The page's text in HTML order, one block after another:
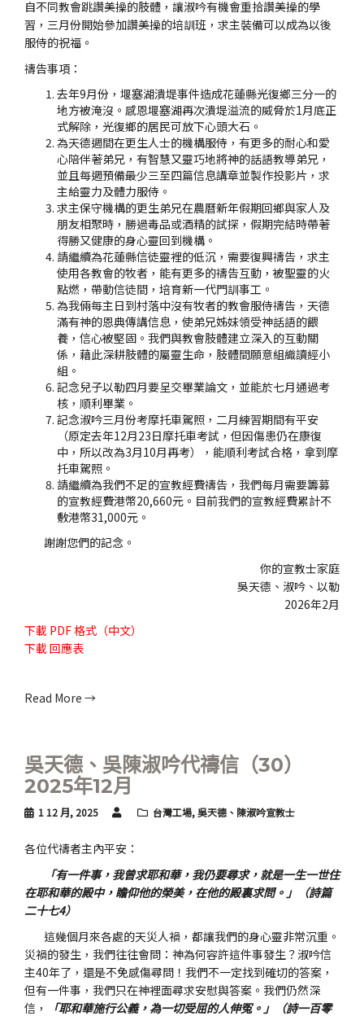
自不同教會跳讚美操的肢體，讓淑吟有機會重拾讚美操的學
習，三月份開始參加讚美操的培訓班，求主裝備可以成為以後
服侍的祝福。
禱告事項：
去年9月份，堰塞湖潰堤事件造成花蓮縣光復鄉三分一的
地方被淹沒。感恩堰塞湖再次潰堤溢流的威脅於1月底正
式解除，光復鄉的居民可放下心頭大石。
為天德週間在更生人士的機構服侍，有更多的耐心和愛
心陪伴著弟兄，有智慧又靈巧地將神的話語教導弟兄，
並且每週預備最少三至四篇信息講章並製作投影片，求
主給靈力及體力服侍。
求主保守機構的更生弟兄在農曆新年假期回鄉與家人及
朋友相聚時，勝過毒品或酒精的試探，假期完結時帶著
得勝又健康的身心靈回到機構。
請繼續為花蓮縣信徒靈裡的低沉，需要復興禱告，求主
使用各教會的牧者，能有更多的禱告互動，被聖靈的火
點燃，帶動信徒間，培育新一代門訓事工。
為我倆每主日到村落中沒有牧者的教會服侍禱告，天德
滿有神的恩典傳講信息，使弟兄姊妹領受神話語的餵
養，信心被堅固。我們與教會肢體建立深入的互動關
係，藉此深耕肢體的屬靈生命，肢體間願意組織讀經小
組。
記念兒子以勒四月要呈交畢業論文，並能於七月通過考
核，順利畢業。
記念淑吟三月份考摩托車駕照，二月練習期間有平安
（原定去年12月23日摩托車考試，但因傷患仍在康復
中，所以改為3月10月再考），能順利考試合格，拿到摩
托車駕照。
請繼續為我們不足的宣教經費禱告，我們每月需要籌募
的宣教經費港幣20,660元。目前我們的宣教經費累計不
敷港幣31,000元。
謝謝您們的記念。
你的宣教士家庭
吳天德、淑吟、以勒
2026年2月
下載 PDF 格式（中文）
下載回應表
Read More →
吳天德、吳陳淑吟代禱信（30）
2025年12月
1 12 月, 2025 台灣工場,吳天德、陳淑吟宣教士
各位代禱者主內平安：
「有一件事，我曾求耶和華，我仍要尋求，就是一生一世住
在耶和華的殿中，瞻仰他的榮美，在他的殿裏求問。」（詩篇
二十七4）
這幾個月來各處的天災人禍，都讓我們的身心靈非常沉重。
災禍的發生，我們往往會問：神為何容許這件事發生？淑吟信
主40年了，還是不免感傷尋問！我們不一定找到確切的答案，
但有一件事，我們只在神裡面尋求安慰與答案。我們仍然深
信，
「耶和華施行公義，為一切受屈的人伸冤。」（詩一百零